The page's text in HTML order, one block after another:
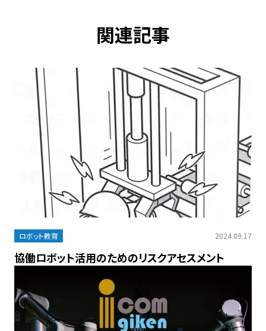
関連記事
ロボット教育 2024.09.17
協働ロボット活用のためのリスクアセスメント